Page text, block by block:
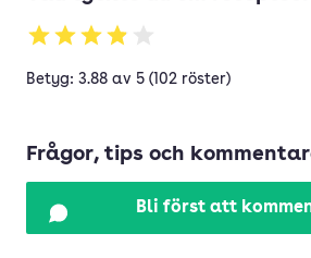
Betyg: 3.88 av 5 (102 röster)
Frågor, tips och
Bli först att